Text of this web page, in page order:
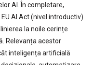
AI. În completare,
AI Act (nivel introductiv)
la noile cerințe
Relevanța acestor
inteligența artificială